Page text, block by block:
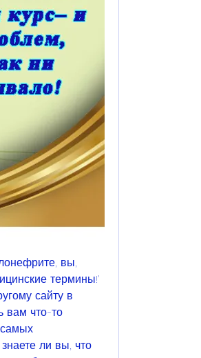
вы,
термины!'
сайту в
вам что-то
ли вы, что